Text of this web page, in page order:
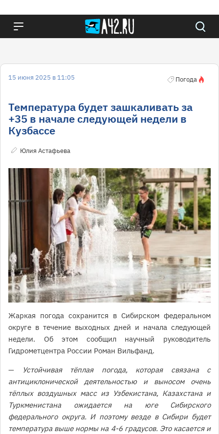
15 июня 2025 в 11:05 Погода
Температура будет зашкаливать за
+35 в начале следующей недели в
Кузбассе
Юлия Астафьева
Жаркая погода сохранится в Сибирском федеральном
округе в течение выходных дней и начала следующей
недели. Об этом сообщил научный руководитель
Гидрометцентра России Роман Вильфанд.
—
Устойчивая тёплая погода, которая связана с
антициклонической деятельностью и выносом очень
тёплых воздушных масс из Узбекистана, Казахстана и
Туркменистана ожидается на юге Сибирского
федерального округа. И поэтому везде в Сибири будет
температура выше нормы на 4-6 градусов. Это касается и